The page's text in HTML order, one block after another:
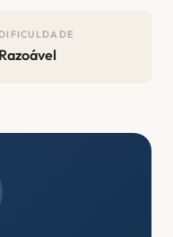
DIFICULDADE
Razoável